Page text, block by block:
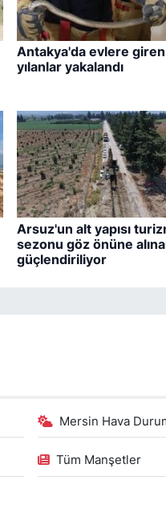
Antakya'da evlere giren
yılanlar yakalandı
Arsuz'un alt yapısı
sezonu göz önüne
güçlendiriliyor
Mersin Hava
Tüm Manşetler